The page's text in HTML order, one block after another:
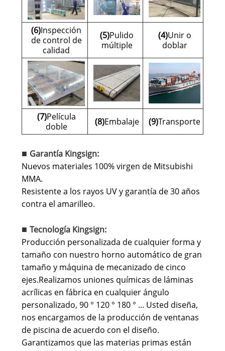
(6)Inspección
de control de
calidad
(5)Pulido
múltiple
(4)Unir o
doblar
(7)Película
doble
(8)Embalaje (9)Transporte
■ Garantía Kingsign:
Nuevos materiales 100% virgen de Mitsubishi
MMA.
Resistente a los rayos UV y garantía de 30 años
contra el amarilleo.
■ Tecnología Kingsign:
Producción personalizada de cualquier forma y
tamaño con nuestro horno automático de gran
tamaño y máquina de mecanizado de cinco
ejes.Realizamos uniones químicas de láminas
acrílicas en fábrica en cualquier ángulo
personalizado, 90 ° 120 ° 180 ° ... Usted diseña,
nos encargamos de la producción de ventanas
de piscina de acuerdo con el diseño.
Garantizamos que las materias primas están